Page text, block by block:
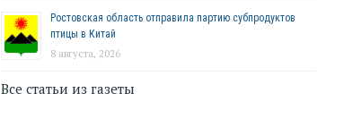
Ростовская область отправила партию субпродуктов
птицы в Китай
8 августа, 2026
Все статьи из газеты